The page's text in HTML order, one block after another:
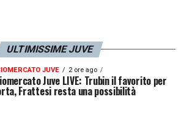
ULTIMISSIME JUVE
JUVE 2 ore ago
Juve LIVE: Trubin il favorito per
Frattesi resta una possibilità